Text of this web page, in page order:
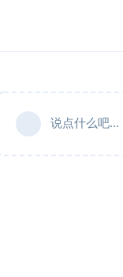
说点什么吧...